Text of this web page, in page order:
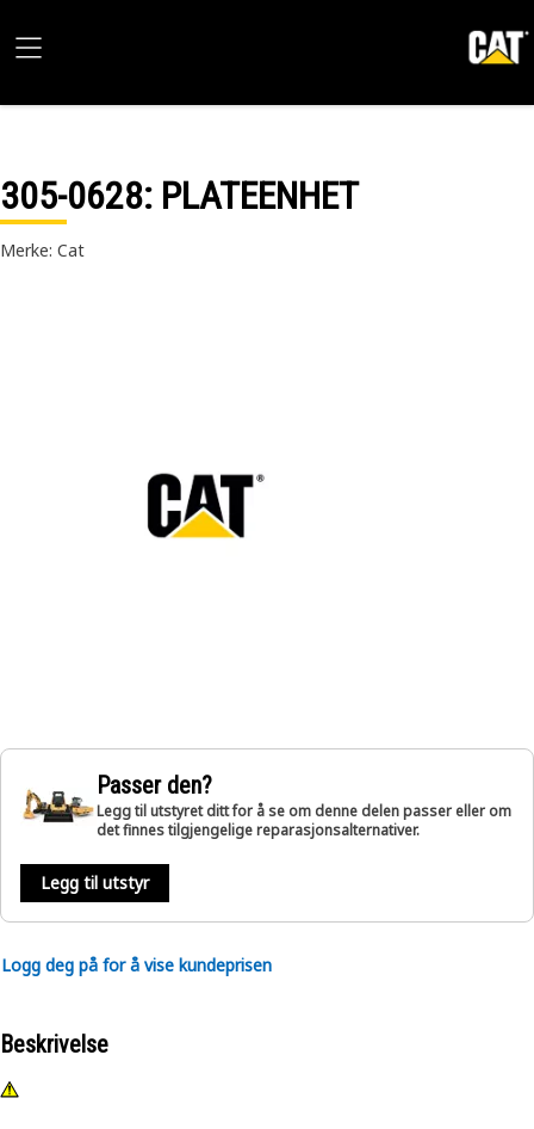
305-0628: PLATEENHET
Merke: Cat
Passer den?
Legg til utstyret ditt for å se om denne delen passer eller om
det finnes tilgjengelige reparasjonsalternativer.
Legg til utstyr
Logg deg på for å vise kundeprisen
Beskrivelse